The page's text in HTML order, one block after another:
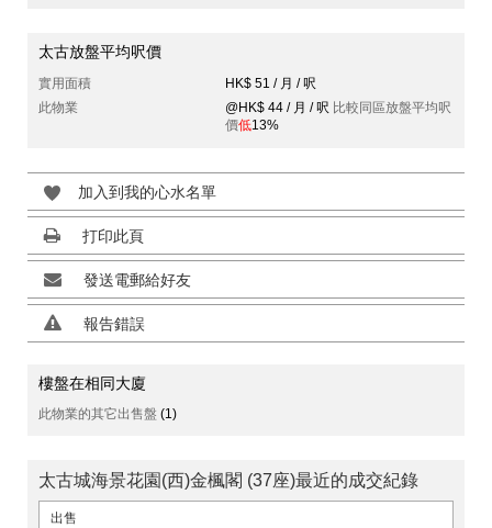
太古放盤平均呎價
實用面積
HK$ 51 / 月 / 呎
此物業
@HK$ 44 / 月 / 呎 比較同區放盤平均呎
價低13%
加入到我的心水名單
打印此頁
發送電郵給好友
報告錯誤
樓盤在相同大廈
此物業的其它出售盤 (1)
太古城海景花園(西)金楓閣 (37座)最近的成交紀錄
出售